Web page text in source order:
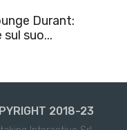
Durant:
sul suo...
2018-23